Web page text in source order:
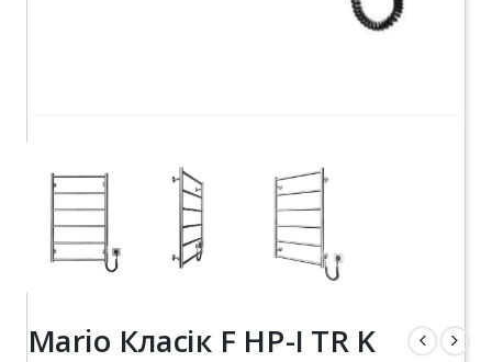
Mario Класік F HP-I TR K